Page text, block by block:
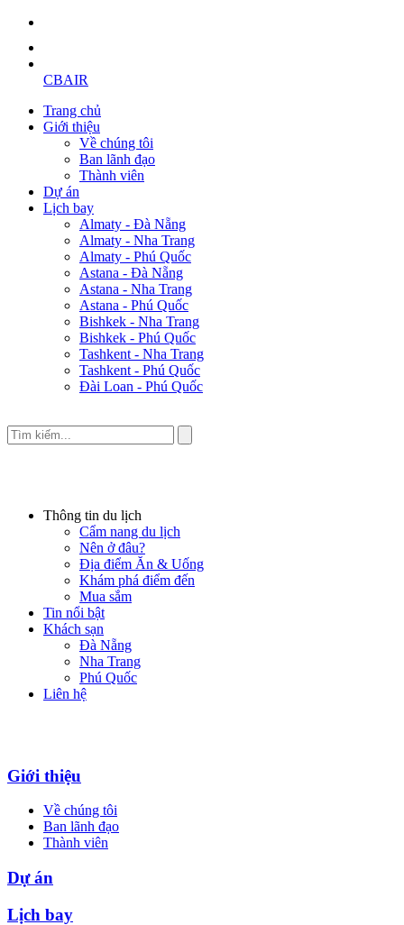
CBAIR
Trang chủ
Giới thiệu
Về chúng tôi
Ban lãnh đạo
Thành viên
Dự án
Lịch bay
Almaty - Đà Nẵng
Almaty - Nha Trang
Almaty - Phú Quốc
Astana - Đà Nẵng
Astana - Nha Trang
Astana - Phú Quốc
Bishkek - Nha Trang
Bishkek - Phú Quốc
Tashkent - Nha Trang
Tashkent - Phú Quốc
Đài Loan - Phú Quốc
Thông tin du lịch
Cẩm nang du lịch
Nên ở đâu?
Địa điểm Ăn & Uống
Khám phá điểm đến
Mua sắm
Tin nổi bật
Khách sạn
Đà Nẵng
Nha Trang
Phú Quốc
Liên hệ
Giới thiệu
Về chúng tôi
Ban lãnh đạo
Thành viên
Dự án
Lịch bay